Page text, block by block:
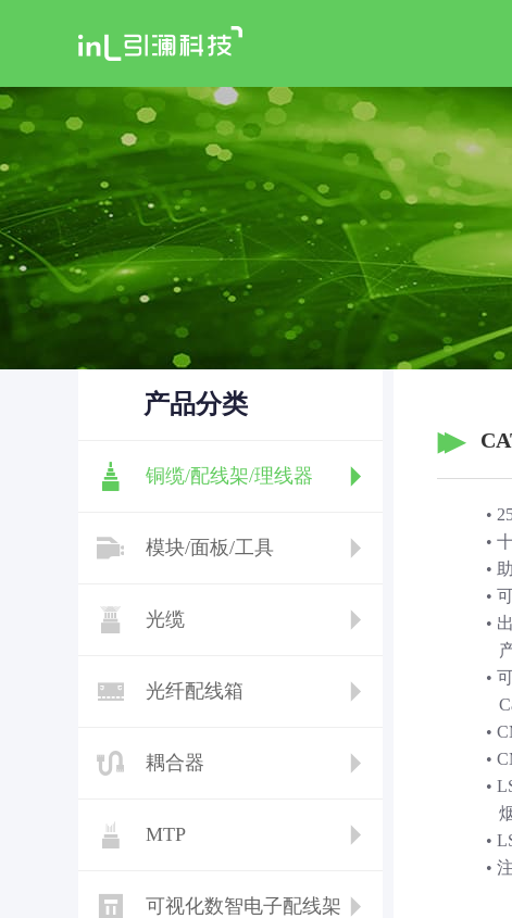
产品分类
铜缆/配线架/理线器
模块/面板/工具
光缆
光纤配线箱
耦合器
MTP
可视化数智电子配线架
•
•
•
•
•
•
•
•
•
•
•